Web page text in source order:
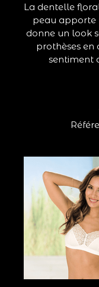
La dentelle
peau apporte
donne un look
prothèses
sentiment